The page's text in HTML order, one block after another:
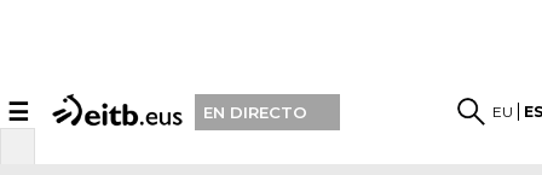
☰ EN DIRECTO EU